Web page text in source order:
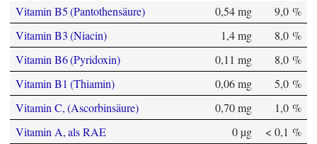
Vitamin B5 (Pantothensäure) 0,54 mg
9,0 %
Vitamin B3 (Niacin)
1,4 mg
8,0 %
Vitamin B6 (Pyridoxin)
0,11 mg
8,0 %
Vitamin B1 (Thiamin)
0,06 mg
5,0 %
Vitamin C, (Ascorbinsäure)
0,70 mg
1,0 %
Vitamin A, als RAE
0 µg
< 0,1 %